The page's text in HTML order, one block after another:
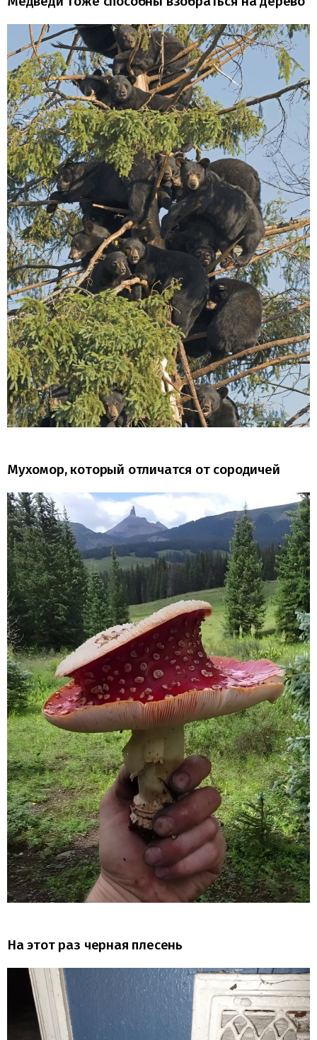
Мухомор, который отличатся от сородичей
На этот раз черная плесень